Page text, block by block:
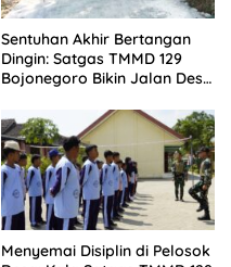
Sentuhan Akhir Bertangan
Dingin: Satgas TMMD 129
Bojonegoro Bikin Jalan Desa
Menyemai Disiplin di Pelosok